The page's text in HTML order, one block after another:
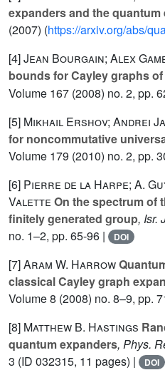
expanders and the
(2007) (https://arxiv.org/abs/
[4]Jean Bourgain; Alex
bounds for Cayley graphs of
Volume 167 (2008) no. 2, pp.
[5] Mikhail Ershov; Andrei
for noncommutative
Volume 179 (2010) no. 2, pp.
[6] Pierre de la Harpe; A.
Valette On the spectrum of
finitely generated group, Isr.
no. 1–2, pp. 65-96 |
DOI
[7]Aram W. Harrow
classical Cayley graph
Volume 8 (2008) no. 8–9, pp.
[8] Matthew B. Hastings
quantum expanders, Phys.
3 (ID 032315, 11 pages) |
DOI